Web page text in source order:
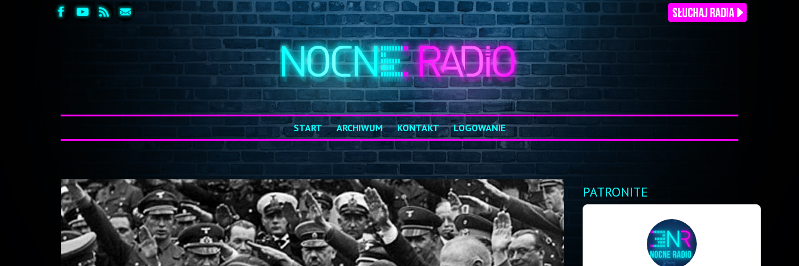
START ARCHIWUM KONTAKT LOGOWANIE
PATRONITE